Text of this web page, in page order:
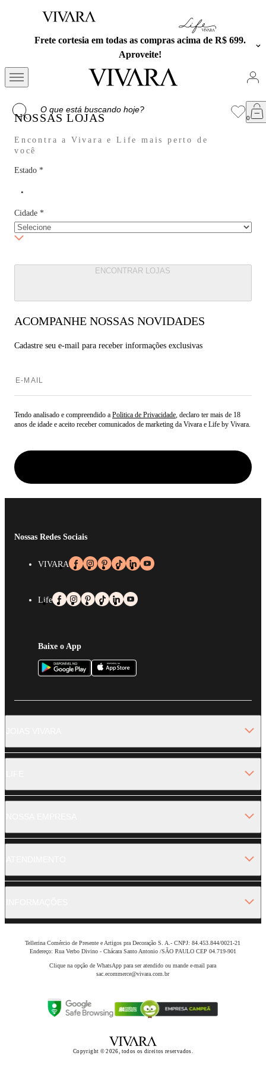
Frete cortesia em todas as compras acima de R$ 699.
Aproveite!
NOSSAS LOJAS
Encontra a Vivara e Life mais perto de
você
Estado *
Cidade *
ENCONTRAR LOJAS
ACOMPANHE NOSSAS NOVIDADES
Cadastre seu e-mail para receber informações exclusivas
Tendo analisado e compreendido a Politica de Privacidade, declaro ter mais de 18
anos de idade e aceito receber comunicados de marketing da Vivara e Life by Vivara.
Nossas Redes Sociais
VIVARA
Life
Baixe o App
Tellerina Comércio de Presente e Artigos pra Decoração S. A.- CNPJ: 84.453.844/0021-21
Endereço: Rua Verbo Divino - Chácara Santo Antonio /SÃO PAULO CEP 04.719-901
Clique na opção de WhatsApp para ser atendido ou mande e-mail para
sac.ecommerce@vivara.com.br
Copyright © 2026, todos os direitos reservados.